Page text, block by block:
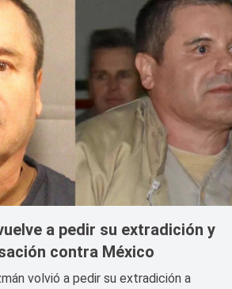
a pedir su extradición y
contra México
volvió a pedir su extradición a